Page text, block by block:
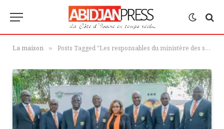
La maison » Posts Tagged "Les responsables du ministère des sports et du cadre de vie"